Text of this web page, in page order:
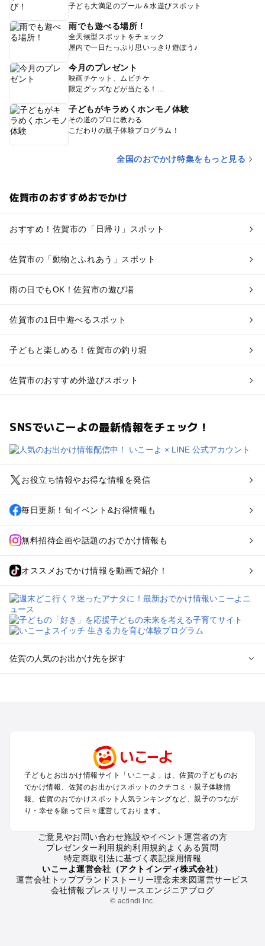
子ども大満足のプール＆水遊びスポット
雨でも遊べる場所！
全天候型スポットをチェック
屋内で一日たっぷり思いっきり遊ぼう♪
今月のプレゼント
映画チケット、ムビチケ
限定グッズなどが当たる！
子どもがキラめくホンモノ体験
その道のプロに教わる
こだわりの親子体験プログラム！
全国のおでかけ特集をもっと見る
佐賀市のおすすめおでかけ
おすすめ！佐賀市の「日帰り」スポット
佐賀市の「動物とふれあう」スポット
雨の日でもOK！佐賀市の遊び場
佐賀市の1日中遊べるスポット
子どもと楽しめる！佐賀市の釣り堀
佐賀市のおすすめ外遊びスポット
SNSでいこーよの最新情報をチェック！
お役立ち情報やお得な情報を発信
毎日更新！旬イベント&お得情報も
無料招待企画や話題のおでかけ情報も
オススメおでかけ情報を動画で紹介！
佐賀の人気のお出かけ先を探す
伊万里・有田のプールお出かけ
佐賀の定番お出かけスポット
佐賀の遊園地
佐賀の動物園
佐賀の釣り
佐賀の牧場
佐賀のプール
佐賀のアスレチック
佐賀の公園・総合公園
子どもとお出かけ情報サイト「いこーよ」は、佐賀の子どものお
でかけ情報、佐賀のお出かけスポットのクチコミ・親子体験情
報、佐賀のおでかけスポット人気ランキングなど、親子のつなが
り・幸せを願って日々運営しております。
ご意見やお問い合わせ施設やイベント運営者の方
プレゼンター利用規約利用規約よくある質問
特定商取引法に基づく表記採用情報
いこーよ運営会社（アクトインディ株式会社）
運営会社トップブランドストーリー理念未来図運営サービス
会社情報プレスリリース エンジニアブログ
© actindi Inc.